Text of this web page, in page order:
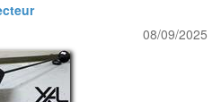
08/09/2025